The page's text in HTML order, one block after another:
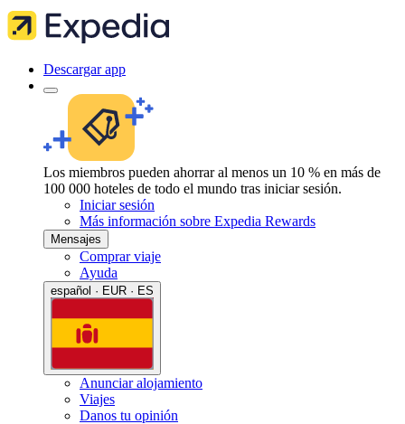
Descargar app
Los miembros pueden ahorrar al menos un 10 % en más de
100 000 hoteles de todo el mundo tras iniciar sesión.
Iniciar sesión
Más información sobre Expedia Rewards
Mensajes
Comprar viaje
Ayuda
español · EUR · ES
Anunciar alojamiento
Viajes
Danos tu opinión